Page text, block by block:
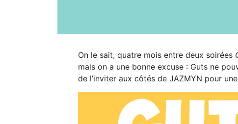
On le sait, quatre mois entre deux soirées
mais on a une bonne excuse : Guts ne
de l’inviter aux côtés de JAZMYN pour